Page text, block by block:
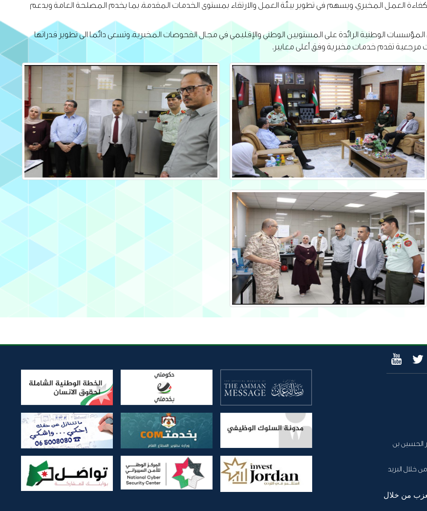
كفاءة العمل المخبري، ويسهم في تطوير بيئة العمل والارتقاء بمستوى الخدمات المقدمة، بما يخدم المصلحة العامة ويدعم
الوطنية الرائدة على المستويين الوطني والإقليمي في مجال الفحوصات المخبرية، وتسعى دائما الى تطوير قدراتها
مرجعية تقدم خدمات مخبرية وفق أعلى معايير.
الحسين بن
البريد
من خلال